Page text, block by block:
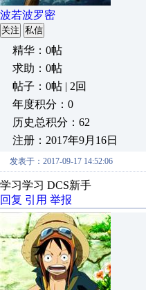
波若波罗密
关注 私信
精华：0帖
求助：0帖
帖子：0帖 | 2回
年度积分：0
历史总积分：62
注册：2017年9月16日
发表于：2017-09-17 14:52:06
学习学习 DCS新手
回复 引用 举报